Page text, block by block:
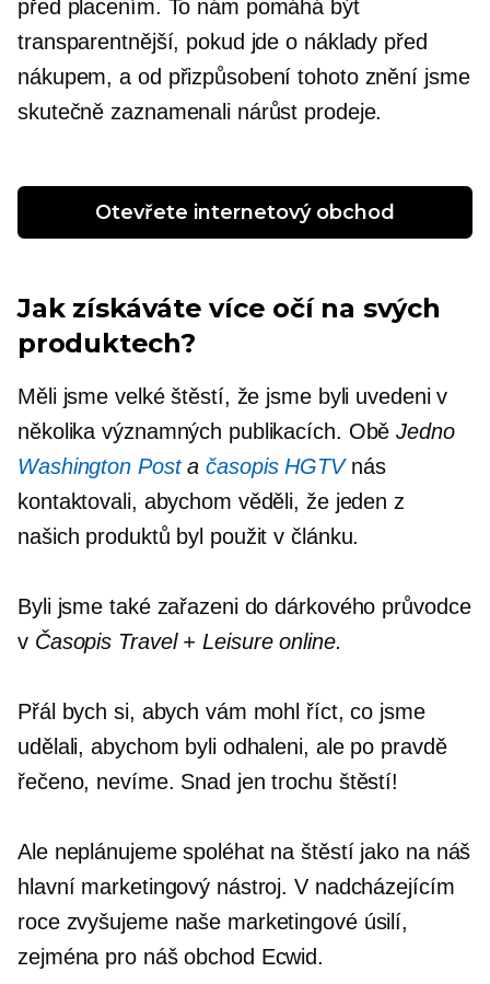
před placením. To nám pomáhá být
transparentnější, pokud jde o náklady před
nákupem, a od přizpůsobení tohoto znění jsme
skutečně zaznamenali nárůst prodeje.
Otevřete internetový obchod
Jak získáváte více očí na svých
produktech?
Měli jsme velké štěstí, že jsme byli uvedeni v
několika významných publikacích. OběJedno
Washington Postačasopis HGTVnás
kontaktovali, abychom věděli, že jeden z
našich produktů byl použit v článku.
Byli jsme také zařazeni do dárkového průvodce
v Časopis Travel + Leisure online.
Přál bych si, abych vám mohl říct, co jsme
udělali, abychom byli odhaleni, ale po pravdě
řečeno, nevíme. Snad jen trochu štěstí!
Ale neplánujeme spoléhat na štěstí jako na náš
hlavní marketingový nástroj. V nadcházejícím
roce zvyšujeme naše marketingové úsilí,
zejména pro náš obchod Ecwid.